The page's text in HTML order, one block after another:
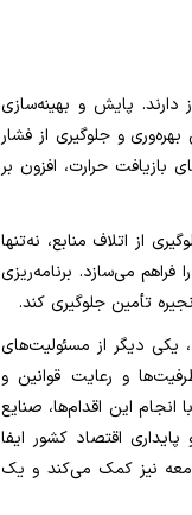
پایش و بهینه‌سازی
و جلوگیری از فشار
بازیافت حرارت، افزون بر
از اتلاف منابع، نه‌تنها
می‌سازد. برنامه‌ریزی
تأمین جلوگیری کند.
یکی دیگر از مسئولیت‌های
و رعایت قوانین و
این اقدام‌ها، صنایع
اقتصاد کشور ایفا
نیز کمک می‌کند و یک